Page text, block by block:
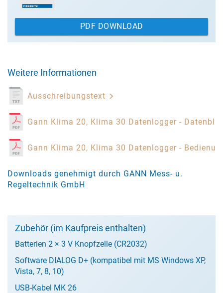
PDF DOWNLOAD
Weitere Informationen
Ausschreibungstext
Gann Klima 20, Klima 30 Datenlogger -
Gann Klima 20, Klima 30 Datenlogger -
Downloads genehmigt durch GANN Mess- u.
Regeltechnik GmbH
Zubehör (im Kaufpreis enthalten)
Batterien 2 × 3 V Knopfzelle (CR2032)
Software DIALOG D+ (kompatibel mit MS Windows XP,
Vista, 7, 8, 10)
USB-Kabel MK 26